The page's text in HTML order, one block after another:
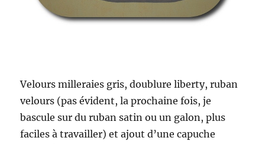
Velours milleraies gris, doublure liberty, ruban
velours (pas évident, la prochaine fois, je
bascule sur du ruban satin ou un galon, plus
faciles à travailler) et ajout d’une capuche